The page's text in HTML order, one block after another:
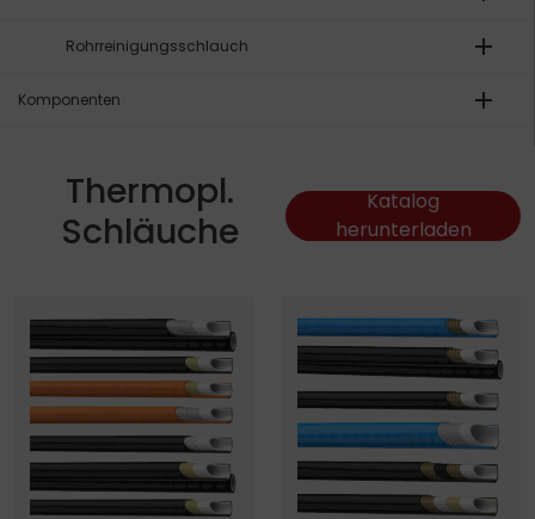
Rohrreinigungsschlauch add
Komponenten add
Thermopl.
Schläuche
Katalog
herunterladen